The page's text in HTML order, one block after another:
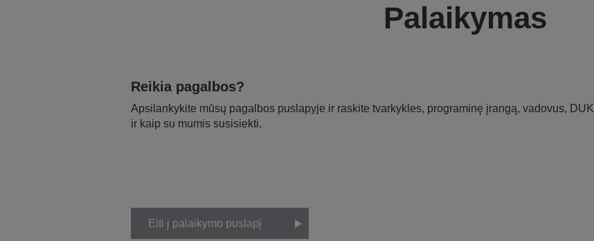
Palaikymas
Reikia pagalbos?
Apsilankykite mūsų pagalbos puslapyje ir raskite tvarkykles, programinę įrangą, vadovus, DUK
ir kaip su mumis susisiekti.
Eiti į palaikymo puslapį